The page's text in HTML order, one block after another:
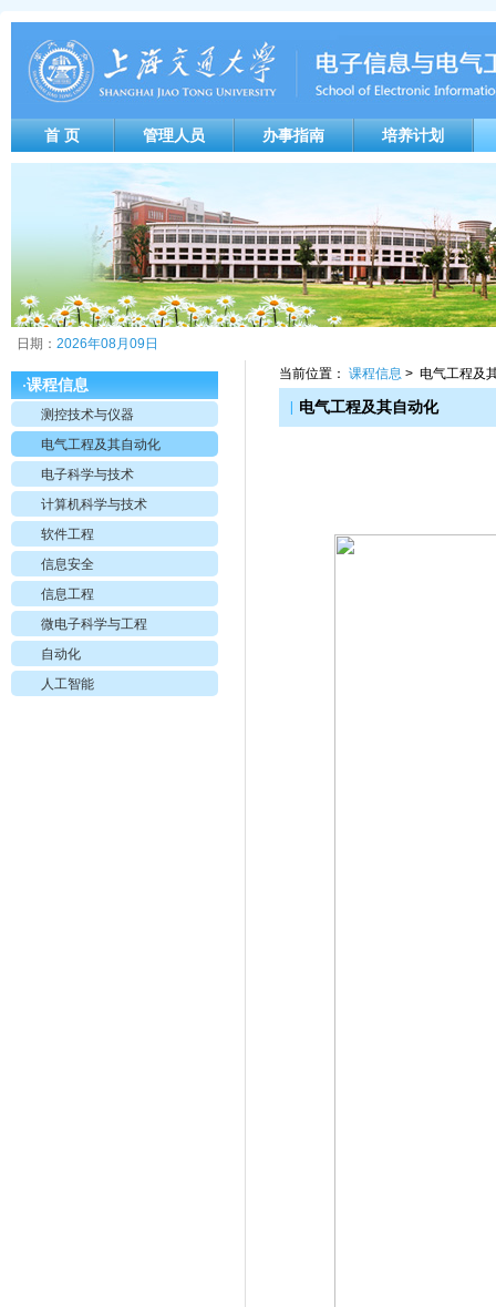
首 页 管理人员 办事指南 培养计划
日期： 2026年08月09日
·课程信息
测控技术与仪器
电气工程及其自动化
电子科学与技术
计算机科学与技术
软件工程
信息安全
信息工程
微电子科学与工程
自动化
人工智能
当前位置：课程信息 > 电气工程及
电气工程及其自动化